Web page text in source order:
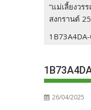
“แม่เลี้ยงว
สงกรานต์
26/04/2025